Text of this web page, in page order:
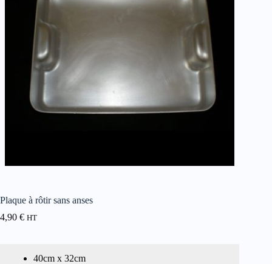
Plaque à rôtir sans anses
4,90 € HT
40cm x 32cm